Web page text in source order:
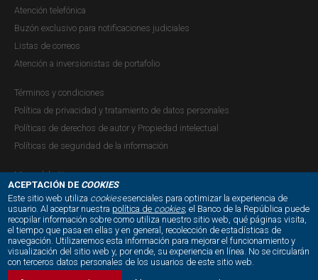
contexto de presiones fiscales. Sin embargo, sus
estrategias de mitigación ayudan a que las posibles
pérdidas se mantengan bajas y acotadas.
Los ejercicios de estrés confirman que los
establecimientos de crédito tienen suficiente
capacidad patrimonial para absorber pérdidas
potenciales, incluso en un escenario hipotético adverso
ACEPTACIÓN DE COOKIES
Este sitio web utiliza cookiesesenciales para optimizar la experiencia de
usuario. Al aceptar nuestra política de cookies, el Banco de la República puede
recopilar información sobre como utiliza nuestro sitio web, qué páginas visita,
el tiempo que pasa en ellas y en general, recolección de estadísticas de
navegación. Utilizaremos esta información para mejorar el funcionamiento y
visualización del sitio web y, por ende, su experiencia en línea. No se circularán
con terceros datos personales de los usuarios de este sitio web.
Atención telefónica
Buzón exclusivo para notificaciones judiciales
Listas de correos
Atención a inversionistas de portafolio
Términos y condiciones
Política de privacidad y tratamiento de datos personales
Políticas de derechos de autor y Propiedad intelectual
Políticas de seguridad de la información
Mapa del sitio
NUESTRAS REDES SOCIALES: